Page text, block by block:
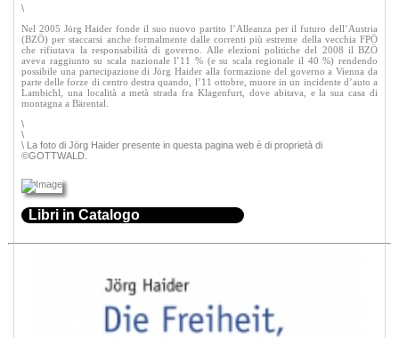
\
Nel 2005 Jörg Haider fonde il suo nuovo partito l’Alleanza per il futuro dell’Austria
(BZÖ) per staccarsi anche formalmente dalle correnti più estreme della vecchia FPÖ
che rifiutava la responsabilità di governo. Alle elezioni politiche del 2008 il BZÖ
aveva raggiunto su scala nazionale l’11 % (e su scala regionale il 40 %) rendendo
possibile una partecipazione di Jörg Haider alla formazione del governo a Vienna da
parte delle forze di centro destra quando, l’11 ottobre, muore in un incidente d’auto a
Lambichl, una località a metà strada fra Klagenfurt, dove abitava, e la sua casa di
montagna a Bärental.
\
\
\ La foto di Jörg Haider presente in questa pagina web è di proprietà di
©GOTTWALD.
Libri in Catalogo